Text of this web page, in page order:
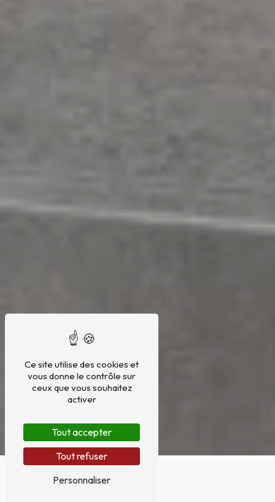
Ce site utilise des cookies et
vous donne le contrôle sur
ceux que vous souhaitez
activer
Tout accepter
Tout refuser
Personnaliser